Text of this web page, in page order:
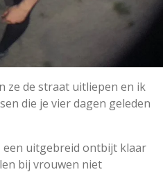
ze de straat uitliepen en ik
die je vier dagen geleden
een uitgebreid ontbijt klaar
bij vrouwen niet